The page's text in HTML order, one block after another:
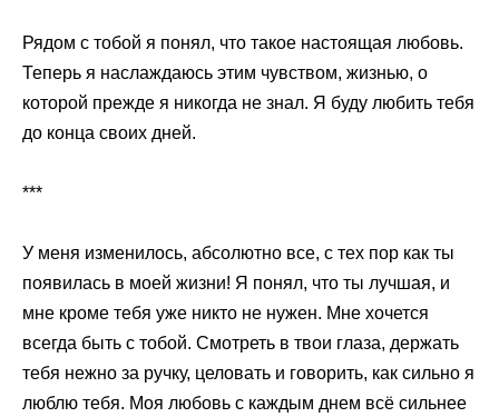
Рядом с тобой я понял, что такое настоящая любовь.
Теперь я наслаждаюсь этим чувством, жизнью, о
которой прежде я никогда не знал. Я буду любить тебя
до конца своих дней.
***
У меня изменилось, абсолютно все, с тех пор как ты
появилась в моей жизни! Я понял, что ты лучшая, и
мне кроме тебя уже никто не нужен. Мне хочется
всегда быть с тобой. Смотреть в твои глаза, держать
тебя нежно за ручку, целовать и говорить, как сильно я
люблю тебя. Моя любовь с каждым днем всё сильнее